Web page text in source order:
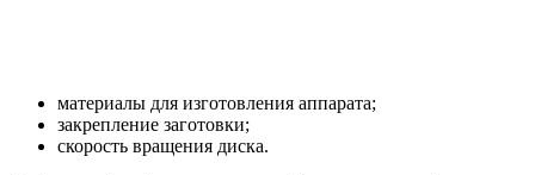
материалы для изготовления аппарата;
закрепление заготовки;
скорость вращения диска.